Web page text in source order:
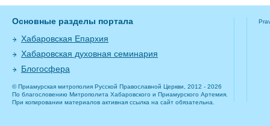
Основные разделы портала
Хабаровская Епархия
Хабаровская духовная семинария
Блогосфера
© Приамурская митрополия Русской Православной Церкви, 2012 - 2026
По благословению Митрополита Хабаровского и Приамурского Артемия.
При копировании материалов активная ссылка на сайт обязательна.